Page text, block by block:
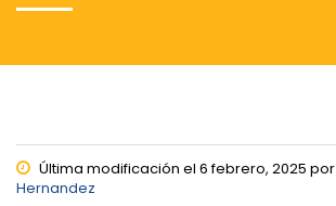
Última modificación el 6 febrero, 2025 por
Hernandez